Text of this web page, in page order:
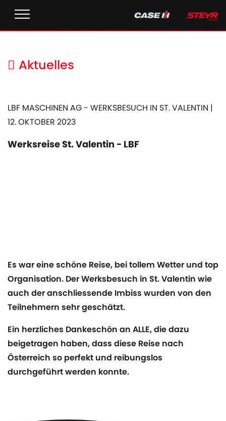
Aktuelles
LBF MASCHINEN AG - WERKSBESUCH IN ST. VALENTIN |
12. OKTOBER 2023
Werksreise St. Valentin - LBF
Es war eine schöne Reise, bei tollem Wetter und top
Organisation. Der Werksbesuch in St. Valentin wie
auch der anschliessende Imbiss wurden von den
Teilnehmern sehr geschätzt.
Ein herzliches Dankeschön an ALLE, die dazu
beigetragen haben, dass diese Reise nach
Österreich so perfekt und reibungslos
durchgeführt werden konnte.